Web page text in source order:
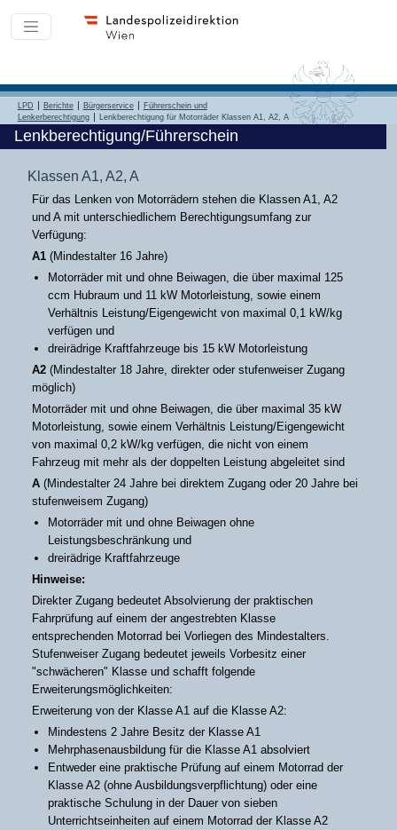
LPD Berichte Bürgerservice
Führerschein und
Lenkerberechtigung
Lenkberechtigung für Motorräder Klassen A1, A2, A
Lenkberechtigung/Führerschein
Klassen A1, A2, A
Für das Lenken von Motorrädern stehen die Klassen A1, A2
und A mit unterschiedlichem Berechtigungsumfang zur
Verfügung:
A1(Mindestalter 16 Jahre)
Motorräder mit und ohne Beiwagen, die über maximal 125
ccm Hubraum und 11 kW Motorleistung, sowie einem
Verhältnis Leistung/Eigengewicht von maximal 0,1 kW/kg
verfügen und
dreirädrige Kraftfahrzeuge bis 15 kW Motorleistung
A2(Mindestalter 18 Jahre, direkter oder stufenweiser Zugang
möglich)
Motorräder mit und ohne Beiwagen, die über maximal 35 kW
Motorleistung, sowie einem Verhältnis Leistung/Eigengewicht
von maximal 0,2 kW/kg verfügen, die nicht von einem
Fahrzeug mit mehr als der doppelten Leistung abgeleitet sind
A(Mindestalter 24 Jahre bei direktem Zugang oder 20 Jahre bei
stufenweisem Zugang)
Motorräder mit und ohne Beiwagen ohne
Leistungsbeschränkung und
dreirädrige Kraftfahrzeuge
Hinweise:
Direkter Zugang bedeutet Absolvierung der praktischen
Fahrprüfung auf einem der angestrebten Klasse
entsprechenden Motorrad bei Vorliegen des Mindestalters.
Stufenweiser Zugang bedeutet jeweils Vorbesitz einer
"schwächeren" Klasse und schafft folgende
Erweiterungsmöglichkeiten:
Erweiterung von der Klasse A1 auf die Klasse A2:
Mindestens 2 Jahre Besitz der Klasse A1
Mehrphasenausbildung für die Klasse A1 absolviert
Entweder eine praktische Prüfung auf einem Motorrad der
Klasse A2 (ohne Ausbildungsverpflichtung) oder eine
praktische Schulung in der Dauer von sieben
Unterrichtseinheiten auf einem Motorrad der Klasse A2